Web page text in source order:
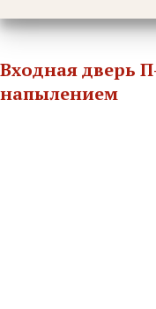
Входная дверь
напылением